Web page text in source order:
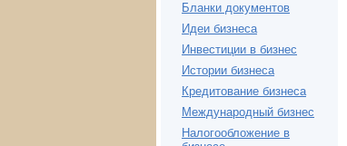
Бланки документов
Идеи бизнеса
Инвестиции в бизнес
Истории бизнеса
Кредитование бизнеса
Международный бизнес
Налогообложение в